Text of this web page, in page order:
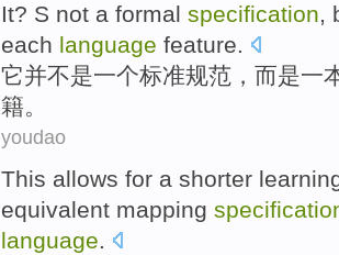
It? S not a formal specification,
each language feature.
它并不是一个标准规范 ， 而是一
籍。
youdao
This allows for a shorter
equivalent mapping
language.